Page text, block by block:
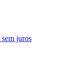
sem juros